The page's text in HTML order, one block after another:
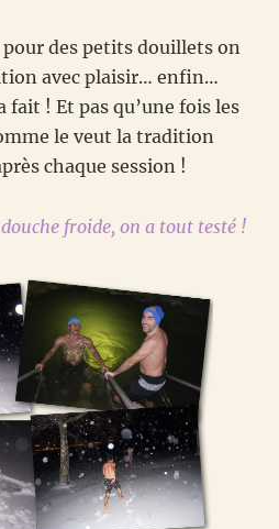
pour des petits douillets on
avec plaisir… enfin…
fait ! Et pas qu’une fois les
le veut la tradition
chaque session !
froide, on a tout testé !